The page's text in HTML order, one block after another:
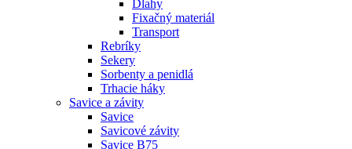
Dlahy
Fixačný materiál
Transport
Rebríky
Sekery
Sorbenty a penidlá
Trhacie háky
Savice a závity
Savice
Savicové závity
Savice B75